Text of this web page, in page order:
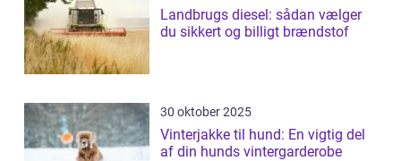
Landbrugs diesel: sådan vælger
du sikkert og billigt brændstof
30 oktober 2025
Vinterjakke til hund: En vigtig del
af din hunds vintergarderobe